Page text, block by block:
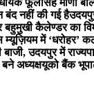
फूलसिंह मीणा
बंद नहीं की गई है
बहुमुखी कैलेण्डर का
में ‘धरोहर’
बाजी, उदयपुर में
बने अध्यक्षयूको बैंक